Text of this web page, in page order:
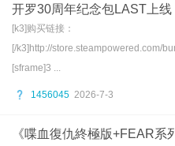
开罗30周年纪念包LAST上
[k3]购买链接：
[/k3]http://store.steampowered.com/
[sframe]3 ...
1456045 2026-7-3
《喋血復仇終極版+FEAR系